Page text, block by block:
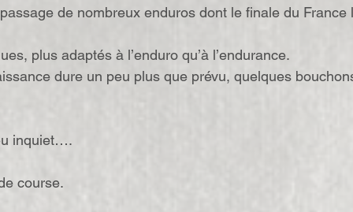
de nombreux enduros dont le finale du France
plus adaptés à l’enduro qu’à l’endurance.
dure un peu plus que prévu, quelques
inquiet….
course.